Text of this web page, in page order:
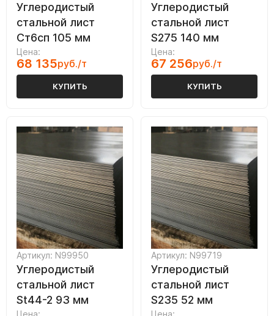
Углеродистый
стальной лист
Ст6сп 105 мм
Цена:
68 135руб./т
КУПИТЬ
Углеродистый
стальной лист
S275 140 мм
Цена:
67 256руб./т
КУПИТЬ
Артикул: N99950
Углеродистый
стальной лист
St44-2 93 мм
Артикул: N99719
Углеродистый
стальной лист
S235 52 мм